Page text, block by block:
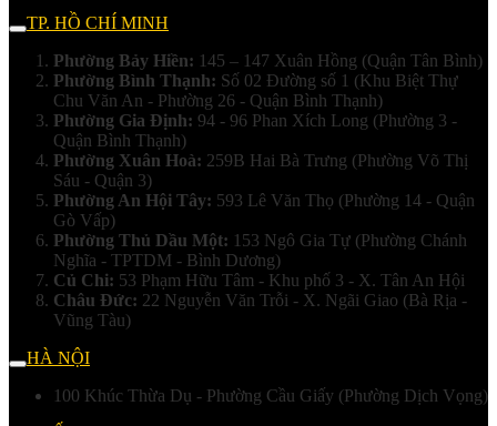
TP. HỒ CHÍ MINH
Phường Bảy Hiền: 145 – 147 Xuân Hồng (Quận Tân Bình)
Phường Bình Thạnh: Số 02 Đường số 1 (Khu Biệt Thự
Chu Văn An - Phường 26 - Quận Bình Thạnh)
Phường Gia Định: 94 - 96 Phan Xích Long (Phường 3 -
Quận Bình Thạnh)
Phường Xuân Hoà: 259B Hai Bà Trưng (Phường Võ Thị
Sáu - Quận 3)
Phường An Hội Tây: 593 Lê Văn Thọ (Phường 14 - Quận
Gò Vấp)
Phường Thủ Dầu Một: 153 Ngô Gia Tự (Phường Chánh
Nghĩa - TPTDM - Bình Dương)
Củ Chi: 53 Phạm Hữu Tâm - Khu phố 3 - X. Tân An Hội
Châu Đức: 22 Nguyễn Văn Trỗi - X. Ngãi Giao (Bà Rịa -
Vũng Tàu)
HÀ NỘI
100 Khúc Thừa Dụ - Phường Cầu Giấy (Phường Dịch Vọng)